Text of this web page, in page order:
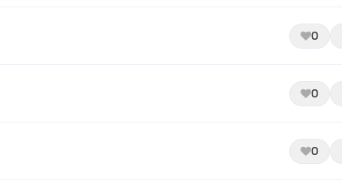
0
0
0